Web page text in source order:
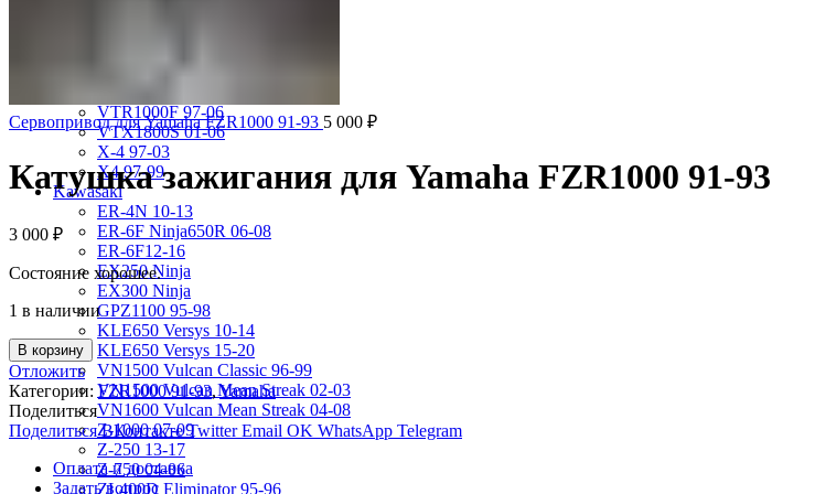
VT600C Shadow 01-08
VTR1000F 97-06
VTX1800S 01-06
X-4 97-03
X4 97-99
Kawasaki
ER-4N 10-13
ER-6F Ninja650R 06-08
ER-6F12-16
EX250 Ninja
EX300 Ninja
GPZ1100 95-98
KLE650 Versys 10-14
KLE650 Versys 15-20
VN1500 Vulcan Classic 96-99
VN1500 Vulcan Mean Streak 02-03
VN1600 Vulcan Mean Streak 04-08
Z-1000 07-09
Z-250 13-17
Z-750 04-06
ZL400D Eliminator 95-96
Сервопривод для Yamaha FZR1000 91-93 5 000 ₽
Катушка зажигания для Yamaha FZR1000 91-93
3 000 ₽
Состояние хорошее.
1 в наличии
В корзину
Отложить
Категории:FZR1000 91-93, Yamaha
Поделиться
Поделиться ВКонтакте Twitter Email OK WhatsApp Telegram
Оплата и доставка
Задать вопрос